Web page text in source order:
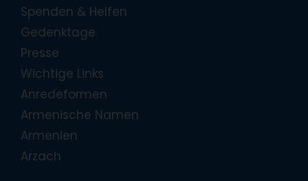
Spenden & Helfen
Gedenktage
Presse
Wichtige Links
Anredeformen
Armenische Namen
Armenien
Arzach